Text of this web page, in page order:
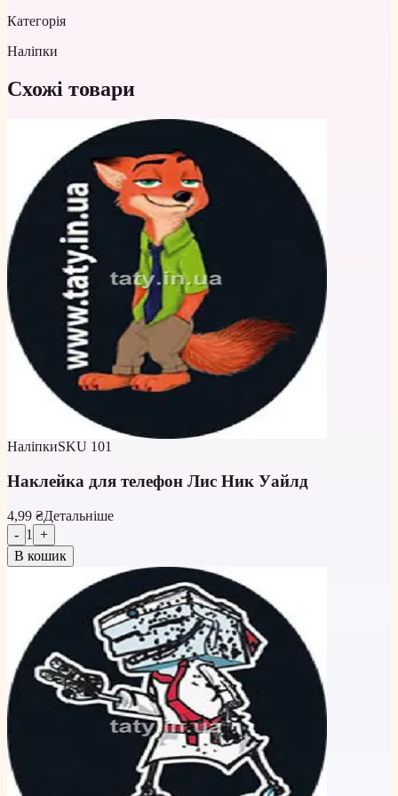
Категорія
Наліпки
Схожі товари
НаліпкиSKU 101
Наклейка для телефон Лис Ник Уайлд
4,99 ₴Детальніше
- 1
+
В кошик